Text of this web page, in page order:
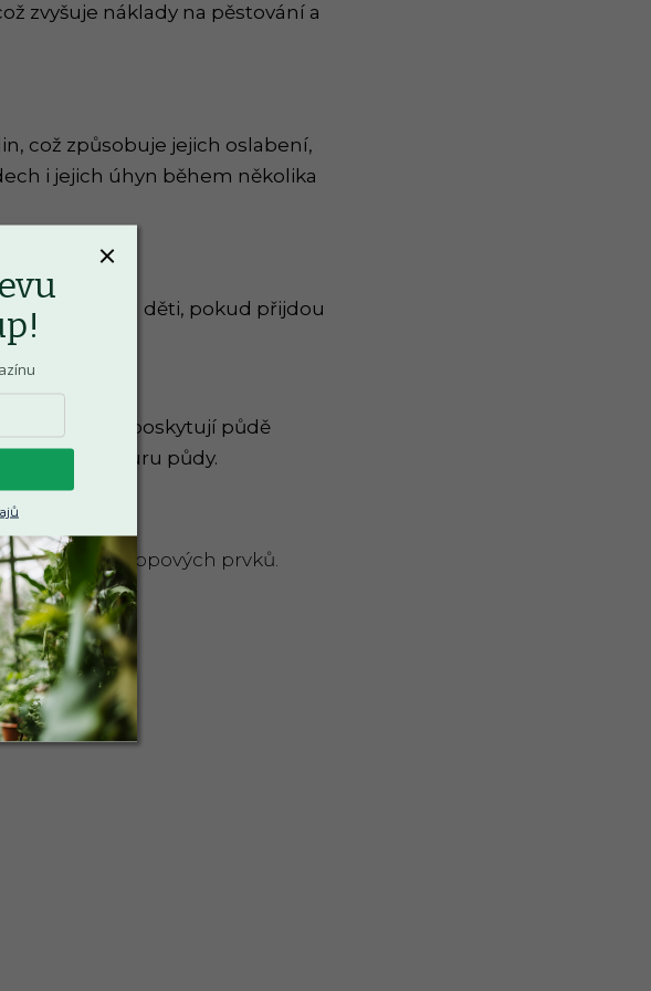
zvyšuje náklady na pěstování a
což způsobuje jejich oslabení,
i jejich úhyn během několika
mazlíčky a děti, pokud přijdou
obsahuje.
která poskytují půdě
strukturu půdy.
draslíku a stopových prvků.